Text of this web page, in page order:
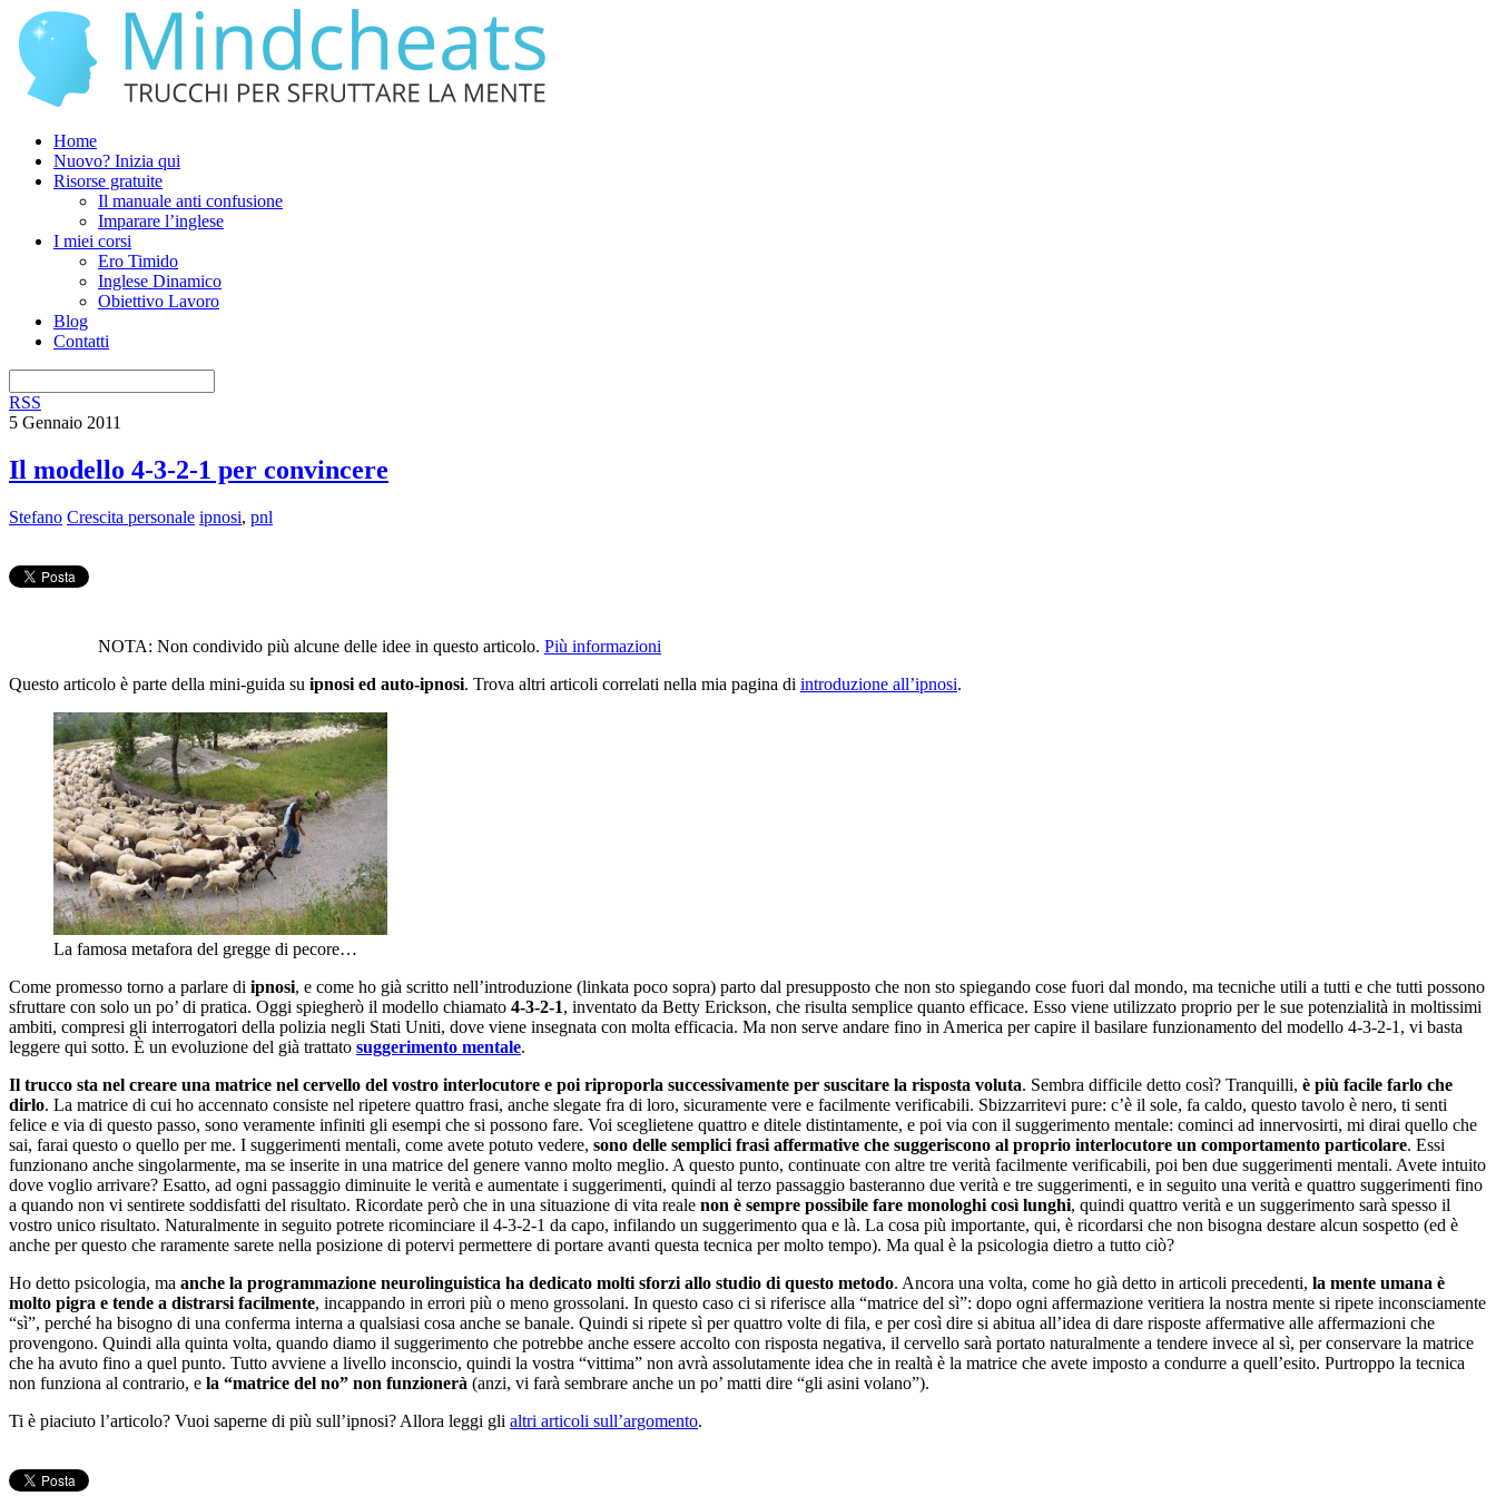
Home
Nuovo? Inizia qui
Risorse gratuite
Il manuale anti confusione
Imparare l’inglese
I miei corsi
Ero Timido
Inglese Dinamico
Obiettivo Lavoro
Blog
Contatti
RSS
5 Gennaio 2011
Il modello 4-3-2-1 per convincere
Stefano Crescita personale ipnosi, pnl
NOTA: Non condivido più alcune delle idee in questo articolo. Più informazioni
Questo articolo è parte della mini-guida su ipnosi ed auto-ipnosi. Trova altri articoli correlati nella mia pagina di introduzione all’ipnosi.
La famosa metafora del gregge di pecore…
Come promesso torno a parlare di ipnosi, e come ho già scritto nell’introduzione (linkata poco sopra) parto dal presupposto che non sto spiegando cose fuori dal mondo, ma tecniche utili a tutti e che tutti possono
sfruttare con solo un po’ di pratica. Oggi spiegherò il modello chiamato 4-3-2-1, inventato da Betty Erickson, che risulta semplice quanto efficace. Esso viene utilizzato proprio per le sue potenzialità in moltissimi
ambiti, compresi gli interrogatori della polizia negli Stati Uniti, dove viene insegnata con molta efficacia. Ma non serve andare fino in America per capire il basilare funzionamento del modello 4-3-2-1, vi basta
leggere qui sotto. È un evoluzione del già trattato suggerimento mentale.
Il trucco sta nel creare una matrice nel cervello del vostro interlocutore e poi riproporla successivamente per suscitare la risposta voluta. Sembra difficile detto così? Tranquilli, è più facile farlo che
dirlo. La matrice di cui ho accennato consiste nel ripetere quattro frasi, anche slegate fra di loro, sicuramente vere e facilmente verificabili. Sbizzarritevi pure: c’è il sole, fa caldo, questo tavolo è nero, ti senti
felice e via di questo passo, sono veramente infiniti gli esempi che si possono fare. Voi sceglietene quattro e ditele distintamente, e poi via con il suggerimento mentale: cominci ad innervosirti, mi dirai quello che
sai, farai questo o quello per me. I suggerimenti mentali, come avete potuto vedere, sono delle semplici frasi affermative che suggeriscono al proprio interlocutore un comportamento particolare. Essi
funzionano anche singolarmente, ma se inserite in una matrice del genere vanno molto meglio. A questo punto, continuate con altre tre verità facilmente verificabili, poi ben due suggerimenti mentali. Avete intuito
dove voglio arrivare? Esatto, ad ogni passaggio diminuite le verità e aumentate i suggerimenti, quindi al terzo passaggio basteranno due verità e tre suggerimenti, e in seguito una verità e quattro suggerimenti fino
a quando non vi sentirete soddisfatti del risultato. Ricordate però che in una situazione di vita reale non è sempre possibile fare monologhi così lunghi, quindi quattro verità e un suggerimento sarà spesso il
vostro unico risultato. Naturalmente in seguito potrete ricominciare il 4-3-2-1 da capo, infilando un suggerimento qua e là. La cosa più importante, qui, è ricordarsi che non bisogna destare alcun sospetto (ed è
anche per questo che raramente sarete nella posizione di potervi permettere di portare avanti questa tecnica per molto tempo). Ma qual è la psicologia dietro a tutto ciò?
Ho detto psicologia, ma anche la programmazione neurolinguistica ha dedicato molti sforzi allo studio di questo metodo. Ancora una volta, come ho già detto in articoli precedenti, la mente umana è
molto pigra e tende a distrarsi facilmente, incappando in errori più o meno grossolani. In questo caso ci si riferisce alla “matrice del sì”: dopo ogni affermazione veritiera la nostra mente si ripete inconsciamente
“sì”, perché ha bisogno di una conferma interna a qualsiasi cosa anche se banale. Quindi si ripete sì per quattro volte di fila, e per così dire si abitua all’idea di dare risposte affermative alle affermazioni che
provengono. Quindi alla quinta volta, quando diamo il suggerimento che potrebbe anche essere accolto con risposta negativa, il cervello sarà portato naturalmente a tendere invece al sì, per conservare la matrice
che ha avuto fino a quel punto. Tutto avviene a livello inconscio, quindi la vostra “vittima” non avrà assolutamente idea che in realtà è la matrice che avete imposto a condurre a quell’esito. Purtroppo la tecnica
non funziona al contrario, e la “matrice del no” non funzionerà (anzi, vi farà sembrare anche un po’ matti dire “gli asini volano”).
Ti è piaciuto l’articolo? Vuoi saperne di più sull’ipnosi? Allora leggi gli altri articoli sull’argomento.